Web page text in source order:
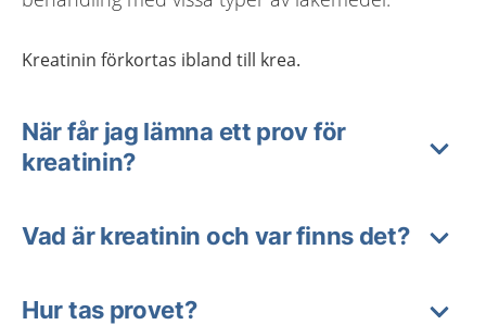
Kreatinin förkortas ibland till krea.
När får jag lämna ett prov för
kreatinin?
Vad är kreatinin och var finns det?
Hur tas provet?